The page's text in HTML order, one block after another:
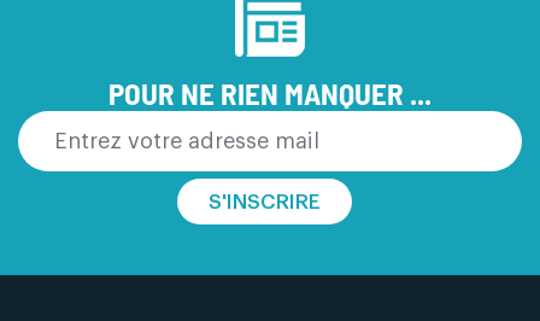
POUR NE RIEN MANQUER ...
S'INSCRIRE